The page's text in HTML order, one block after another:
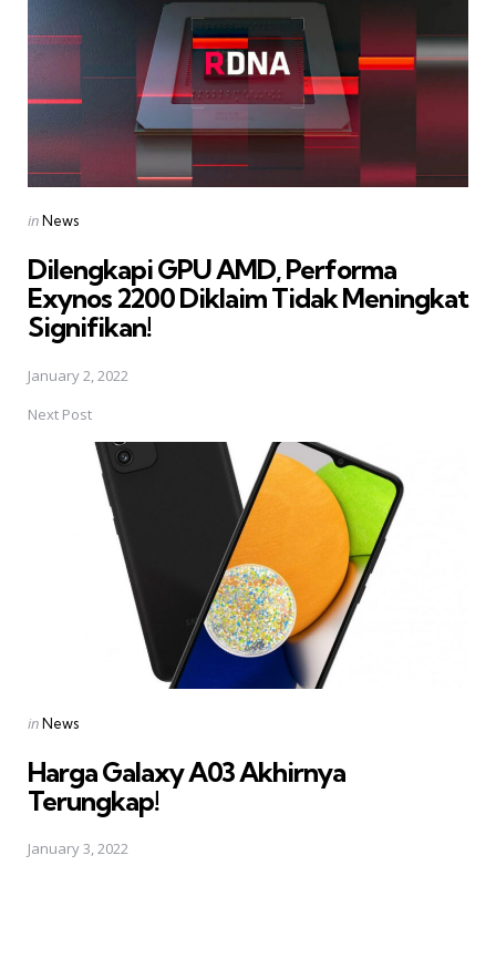
Posted
inNews
Dilengkapi GPU AMD, Performa
Exynos 2200 Diklaim Tidak Meningkat
Signifikan!
January 2, 2022
Next Post
Posted
inNews
Harga Galaxy A03 Akhirnya
Terungkap!
January 3, 2022